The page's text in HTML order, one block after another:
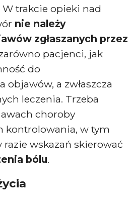
W trakcie opieki nad
nie należy
zgłaszanych przez
pacjenci, jak
do
objawów, a zwłaszcza
leczenia. Trzeba
choroby
kontrolowania, w tym
razie wskazań skierować
bólu.